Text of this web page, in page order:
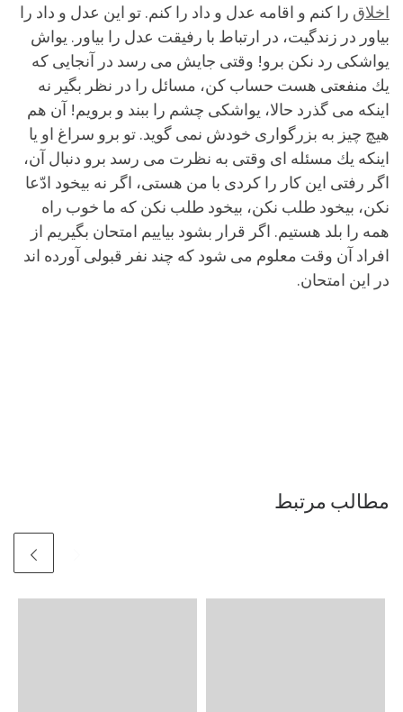
اخلاق را كنم و اقامه عدل و داد را كنم. تو این عدل و داد را
بیاور در زندگیت، در ارتباط با رفیقت عدل را بیاور. یواش
یواشكی رد نكن برو! وقتی جایش می رسد در آنجایی كه
یك منفعتی هست حساب كن، مسائل را در نظر بگیر نه
اینكه می گذرد حالا، یواشكی چشم را ببند و برویم! آن هم
هیچ چیز به بزرگواری خودش نمی گوید. تو برو سراغ او یا
اینكه یك مسئله ای وقتی به نظرت می رسد برو دنبال آن،
اگر رفتی این كار را كردی با من هستی، اگر نه بیخود ادّعا
نكن، بیخود طلب نكن، بیخود طلب نكن كه ما خوب راه
همه را بلد هستیم. اگر قرار بشود بیاییم امتحان بگیریم از
افراد آن وقت معلوم می شود كه چند نفر قبولی آورده اند
در این امتحان.
مطالب مرتبط